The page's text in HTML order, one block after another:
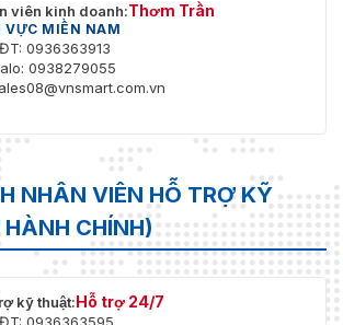
viên kinh doanh:Thơm Trần
VỰC MIỀN NAM
0936363913
0938279055
NHÂN VIÊN HỖ TRỢ KỸ
CHÍNH)
kỹ thuật:Hỗ trợ 24/7